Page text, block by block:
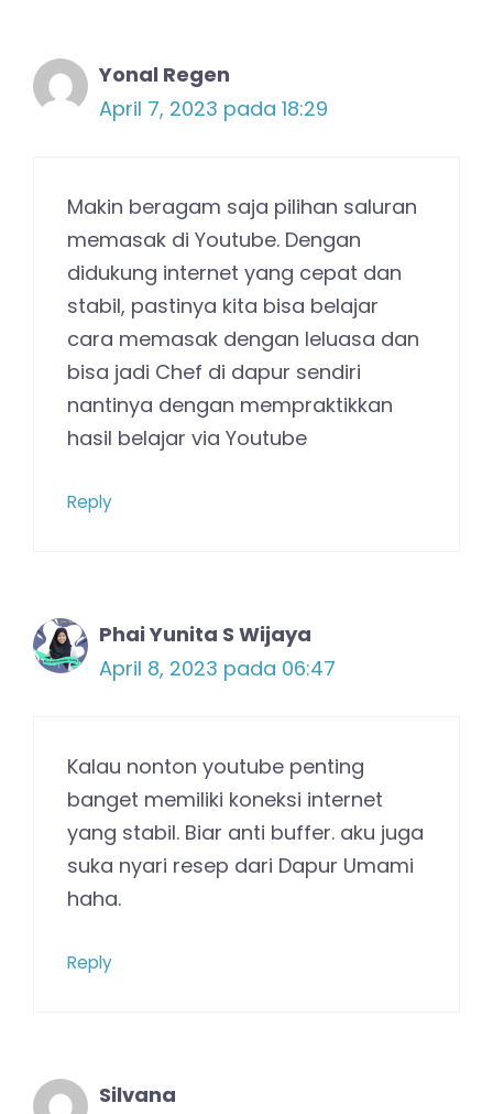
Yonal Regen
April 7, 2023 pada 18:29
Makin beragam saja pilihan saluran
memasak di Youtube. Dengan
didukung internet yang cepat dan
stabil, pastinya kita bisa belajar
cara memasak dengan leluasa dan
bisa jadi Chef di dapur sendiri
nantinya dengan mempraktikkan
hasil belajar via Youtube
Reply
Phai Yunita S Wijaya
April 8, 2023 pada 06:47
Kalau nonton youtube penting
banget memiliki koneksi internet
yang stabil. Biar anti buffer. aku juga
suka nyari resep dari Dapur Umami
haha.
Reply
Silvana